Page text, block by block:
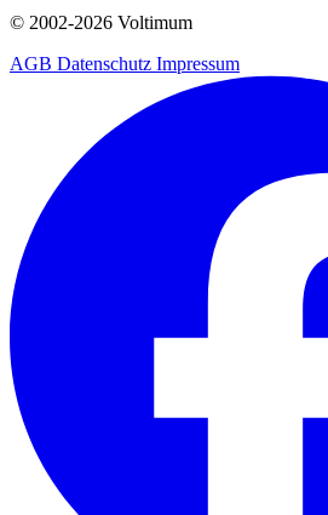
© 2002-2026 Voltimum
AGB Datenschutz Impressum